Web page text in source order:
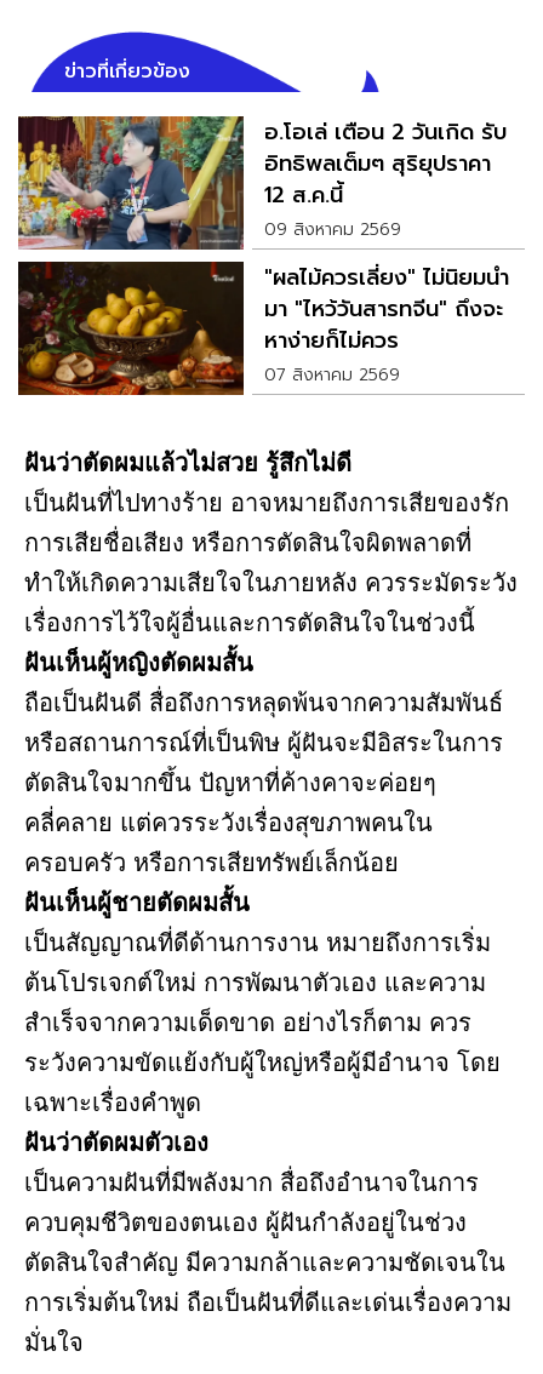
ข่าวที่เกี่ยวข้อง
อ.โอเล่ เตือน 2 วันเกิด รับ
อิทธิพลเต็มๆ สุริยุปราคา
12 ส.ค.นี้
09 สิงหาคม 2569
"ผลไม้ควรเลี่ยง" ไม่นิยมนำ
มา "ไหว้วันสารทจีน" ถึงจะ
หาง่ายก็ไม่ควร
07 สิงหาคม 2569
ฝันว่าตัดผมแล้วไม่สวย รู้สึกไม่ดี
เป็นฝันที่ไปทางร้าย อาจหมายถึงการเสียของรัก
การเสียชื่อเสียง หรือการตัดสินใจผิดพลาดที่
ทำให้เกิดความเสียใจในภายหลัง ควรระมัดระวัง
เรื่องการไว้ใจผู้อื่นและการตัดสินใจในช่วงนี้
ฝันเห็นผู้หญิงตัดผมสั้น
ถือเป็นฝันดี สื่อถึงการหลุดพ้นจากความสัมพันธ์
หรือสถานการณ์ที่เป็นพิษ ผู้ฝันจะมีอิสระในการ
ตัดสินใจมากขึ้น ปัญหาที่ค้างคาจะค่อยๆ
คลี่คลาย แต่ควรระวังเรื่องสุขภาพคนใน
ครอบครัว หรือการเสียทรัพย์เล็กน้อย
ฝันเห็นผู้ชายตัดผมสั้น
เป็นสัญญาณที่ดีด้านการงาน หมายถึงการเริ่ม
ต้นโปรเจกต์ใหม่ การพัฒนาตัวเอง และความ
สำเร็จจากความเด็ดขาด อย่างไรก็ตาม ควร
ระวังความขัดแย้งกับผู้ใหญ่หรือผู้มีอำนาจ โดย
เฉพาะเรื่องคำพูด
ฝันว่าตัดผมตัวเอง
เป็นความฝันที่มีพลังมาก สื่อถึงอำนาจในการ
ควบคุมชีวิตของตนเอง ผู้ฝันกำลังอยู่ในช่วง
ตัดสินใจสำคัญ มีความกล้าและความชัดเจนใน
การเริ่มต้นใหม่ ถือเป็นฝันที่ดีและเด่นเรื่องความ
มั่นใจ